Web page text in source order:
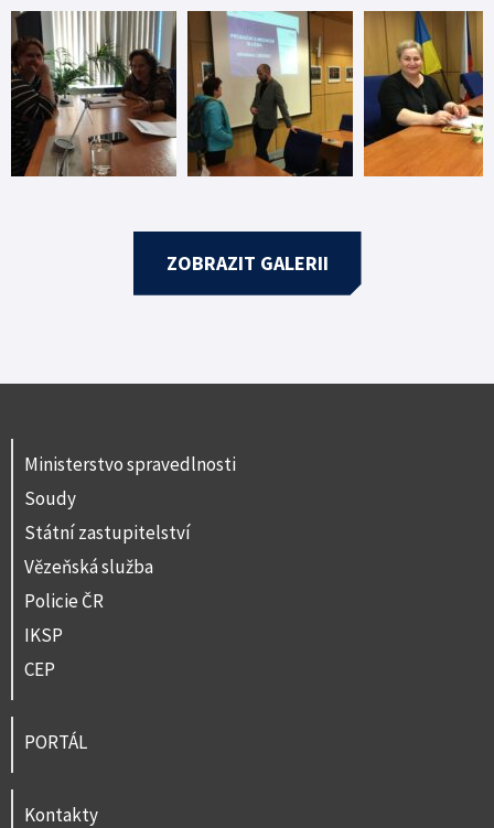
ZOBRAZIT GALERII
Ministerstvo spravedlnosti
Soudy
Státní zastupitelství
Vězeňská služba
Policie ČR
IKSP
CEP
PORTÁL
Kontakty